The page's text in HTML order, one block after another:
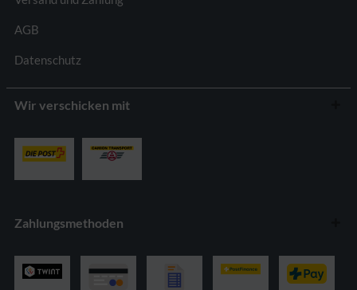
AGB
Datenschutz
Wir verschicken mit
Zahlungsmethoden